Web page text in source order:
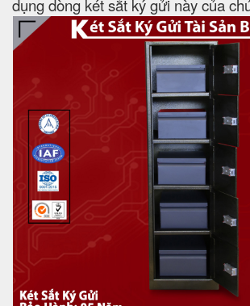
dụng dòng két sắt ký gửi này của